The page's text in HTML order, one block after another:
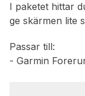
I paketet hittar
ge skärmen lite
Passar till:
- Garmin